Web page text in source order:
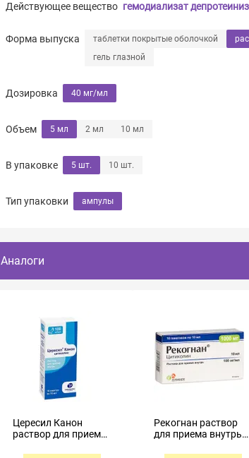
Действующее вещество гемодиализат
Форма выпуска таблетки покрытые оболочкой
гель глазной
Дозировка 40 мг/мл
Объем 5 мл 2 мл 10 мл
В упаковке 5 шт. 10 шт.
Тип упаковки ампулы
Аналоги
Цересил Канон
раствор для приема
Рекогнан раствор
для приема внутрь